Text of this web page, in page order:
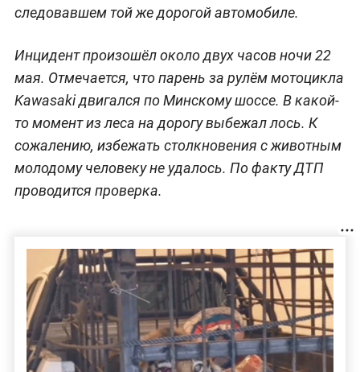
следовавшем той же дорогой автомобиле.
Инцидент произошёл около двух часов ночи 22
мая. Отмечается, что парень за рулём мотоцикла
Kawasaki двигался по Минскому шоссе. В какой-
то момент из леса на дорогу выбежал лось. К
сожалению, избежать столкновения с животным
молодому человеку не удалось. По факту ДТП
проводится проверка.